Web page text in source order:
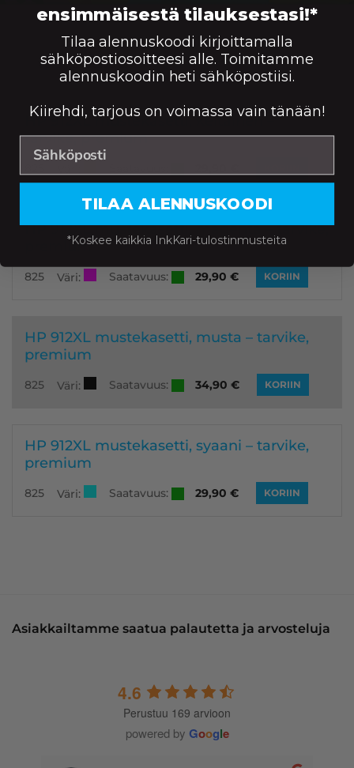
Väri: Saatavuus: Ei saatavilla
HP 912XL mustekasetti, keltainen –
tarvike, premium
HP 912XL mustekasetti, magenta – tarvike,
premium
825 Väri: Saatavuus: 29,90 € KORIIN
HP 912XL mustekasetti, musta – tarvike,
premium
825 Väri: Saatavuus: 34,90 € KORIIN
HP 912XL mustekasetti, syaani – tarvike,
premium
825 Väri: Saatavuus: 29,90 € KORIIN
Asiakkailtamme saatua palautetta ja arvosteluja
4.6
Perustuu 169 arvioon
powered by Google
ensimmäisestä tilauksestasi!*
Tilaa alennuskoodi kirjoittamalla
sähköpostiosoitteesi alle. Toimitamme
alennuskoodin heti sähköpostiisi.
Kiirehdi, tarjous on voimassa vain tänään!
TILAA ALENNUSKOODI
*Koskee kaikkia InkKari-tulostinmusteita